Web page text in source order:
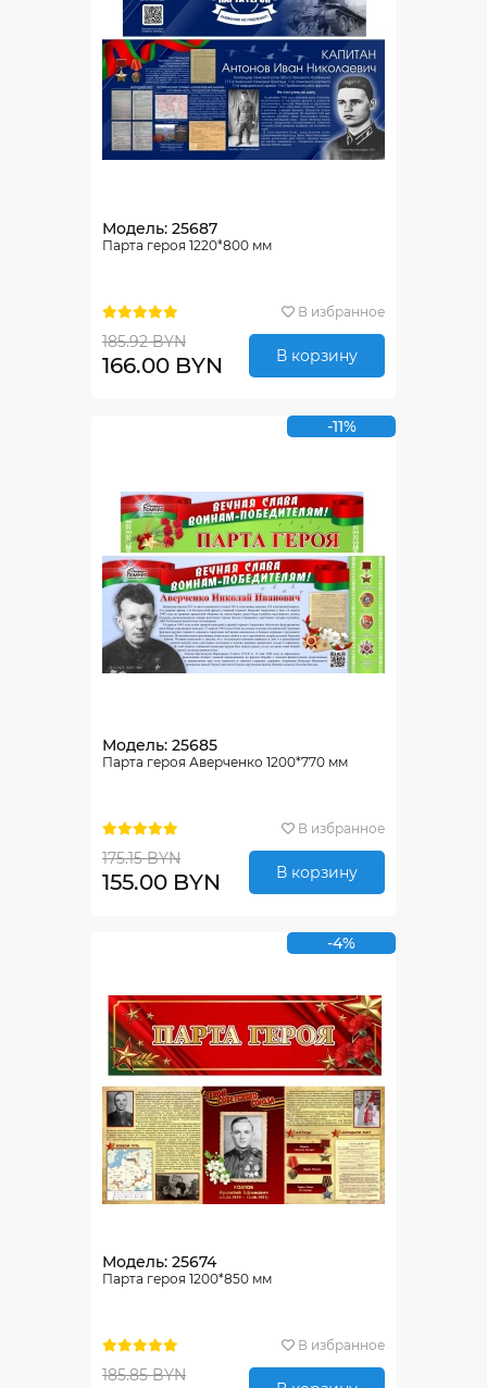
Модель: 25687
Парта героя 1220*800 мм
В избранное
185.92 BYN
166.00 BYN В корзину
-11%
Модель: 25685
Парта героя Аверченко 1200*770 мм
В избранное
175.15 BYN
155.00 BYN В корзину
-4%
Модель: 25674
Парта героя 1200*850 мм
В избранное
185.85 BYN